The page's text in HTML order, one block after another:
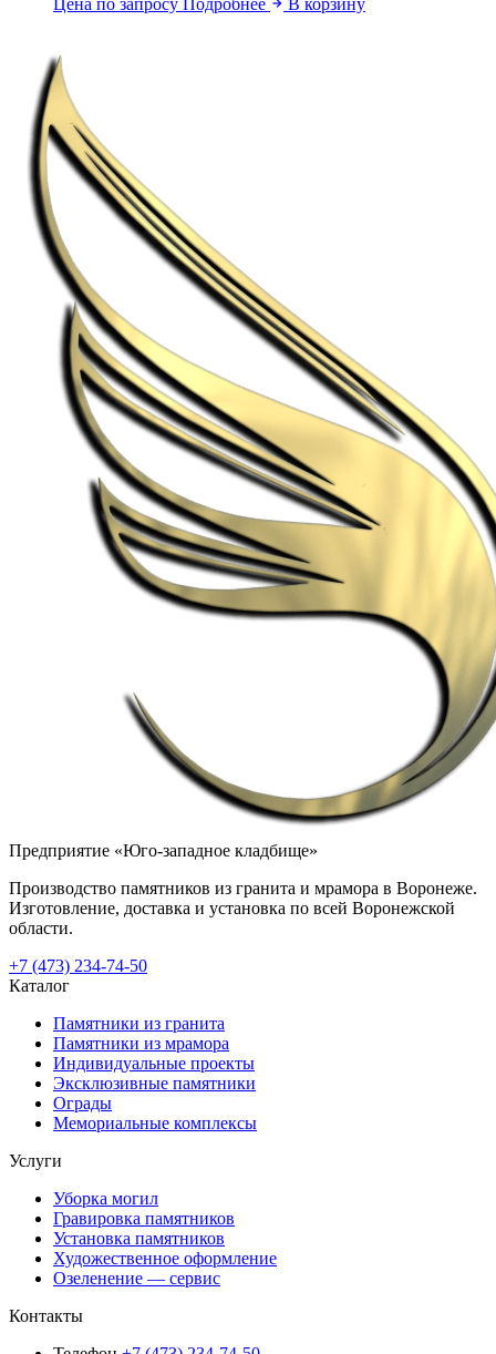
Цена по запросу Подробнее В корзину
Предприятие «Юго-западное кладбище»
Производство памятников из гранита и мрамора в Воронеже.
Изготовление, доставка и установка по всей Воронежской
области.
+7 (473) 234-74-50
Каталог
Памятники из гранита
Памятники из мрамора
Индивидуальные проекты
Эксклюзивные памятники
Ограды
Мемориальные комплексы
Услуги
Уборка могил
Гравировка памятников
Установка памятников
Художественное оформление
Озеленение — сервис
Контакты